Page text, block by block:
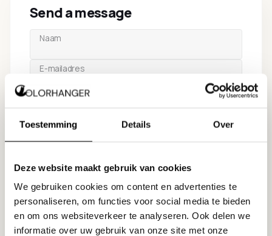
Toestemming Details Over
Deze website maakt gebruik van cookies
We gebruiken cookies om content en advertenties te
personaliseren, om functies voor social media te bieden
en om ons websiteverkeer te analyseren. Ook delen we
informatie over uw gebruik van onze site met onze
Send a message
Naam
E-mailadres
Telefoonnummer